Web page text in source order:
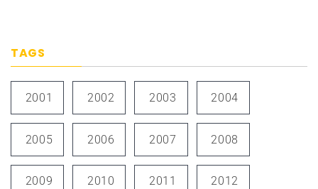
TAGS
2001 2002 2003 2004
2005 2006 2007 2008
2009 2010 2011 2012